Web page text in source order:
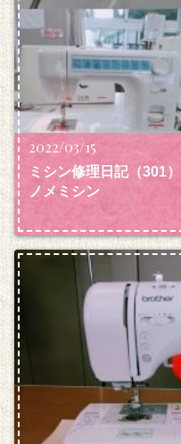
2022/03/15
ミシン修理日記（301
ノメミシン